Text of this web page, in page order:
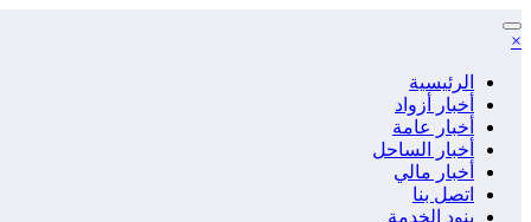
التجاوز
إلى
×
الرئيسية
أخبار أزواد
أخبار عامة
أخبار الساحل
أخبار مالي
اتصل بنا
بنود الخدمة